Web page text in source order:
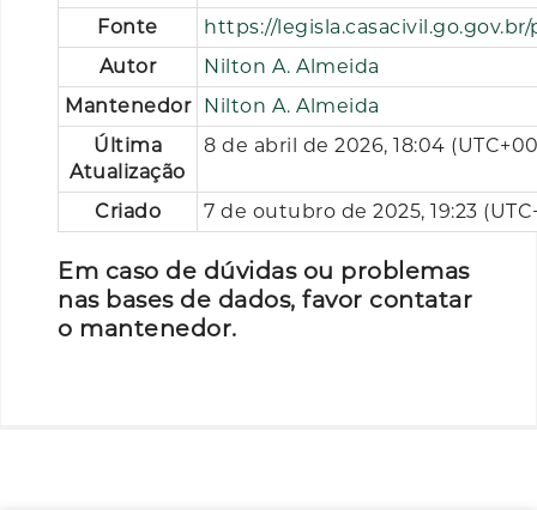
Fonte
https://
Autor
Nilton A. Almeida
Mantenedor
Nilton A. Almeida
Última
Atualização
8 de abril de 2026, 18:04
Criado 7 de outubro de 2025, 19:23
Em caso de dúvidas ou problemas
nas bases de dados, favor contatar
o mantenedor.